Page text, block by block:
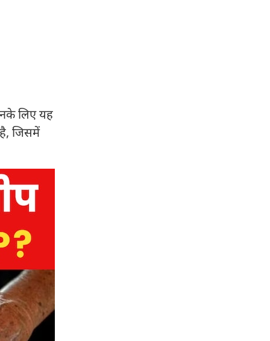
लिए यह
जिसमें